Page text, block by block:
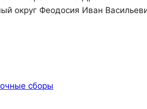
округ Феодосия Иван